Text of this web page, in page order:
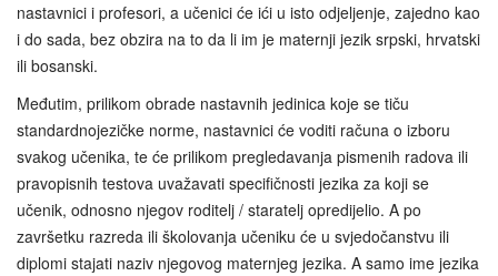
nastavnici i profesori, a učenici će ići u isto odjeljenje, zajedno kao
i do sada, bez obzira na to da li im je maternji jezik srpski, hrvatski
ili bosanski.
Međutim, prilikom obrade nastavnih jedinica koje se tiču
standardnojezičke norme, nastavnici će voditi računa o izboru
svakog učenika, te će prilikom pregledavanja pismenih radova ili
pravopisnih testova uvažavati specifičnosti jezika za koji se
učenik, odnosno njegov roditelj / staratelj opredijelio. A po
završetku razreda ili školovanja učeniku će u svjedočanstvu ili
diplomi stajati naziv njegovog maternjeg jezika. A samo ime jezika